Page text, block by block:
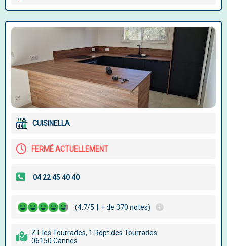
CUISINELLA
FERMÉ ACTUELLEMENT
(4.7/5 + de 370 notes)
Z.I. les Tourrades, 1 Rdpt des Tourrades
06150 Cannes